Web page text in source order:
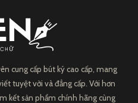
cung cấp bút ký cao cấp, mang
tuyệt vời và đẳng cấp. Với hơn
kết sản phẩm chính hãng cùng